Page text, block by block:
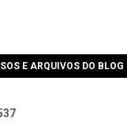
E ARQUIVOS DO BLOG
37